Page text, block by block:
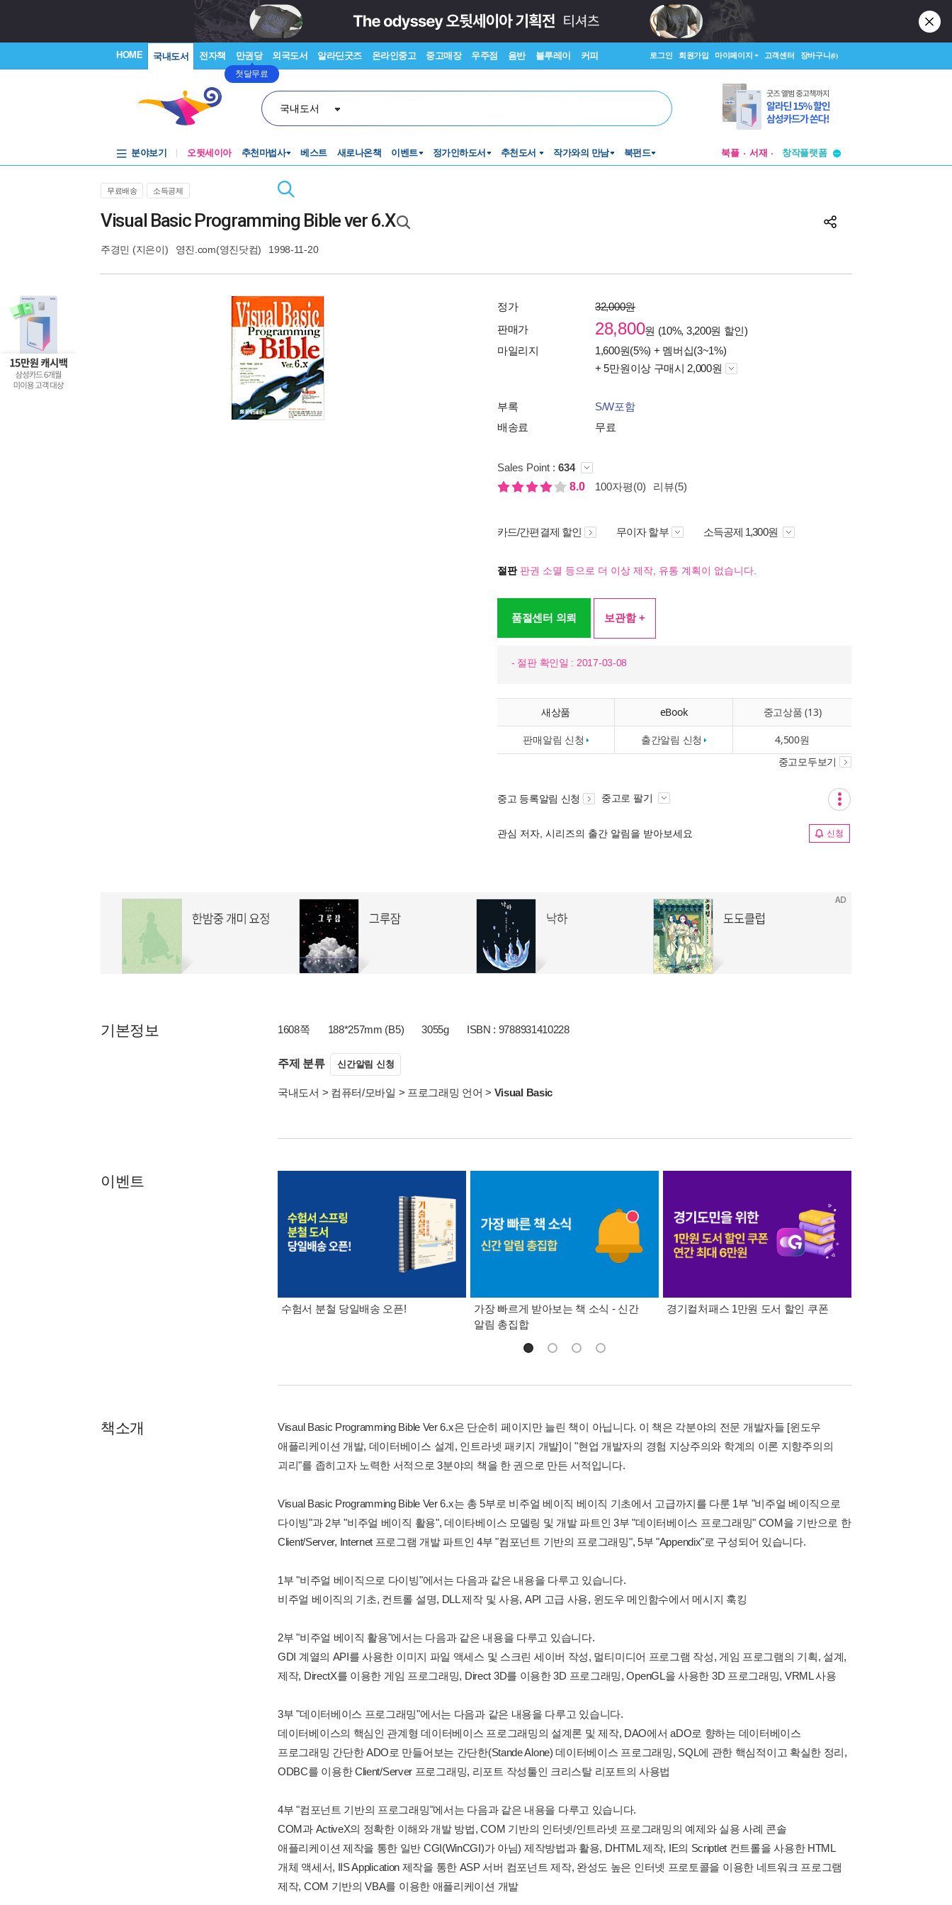
HOME 국내도서 전자책 만권당
첫달무료
외국도서 알라딘굿즈 온라인중고 중고매장 우주점 음반 블루레이 커피 로그인 회원가입 마이페이지 고객센터 장바구니(0)
국내도서
분야보기 오뒷세이아 추천마법사 베스트 새로나온책 이벤트 정가인하도서 추천도서 작가와의 만남 북펀드 북플 서재
창작플랫폼
무료배송
소득공제
Visual Basic Programming Bible ver 6.X
주경민 (지은이) 영진.com(영진닷컴) 1998-11-20
정가
32,000원
판매가
28,800원 (10%, 3,200원 할인)
마일리지
1,600원(5%) + 멤버십(3~1%)
+ 5만원이상 구매시 2,000원
부록
S/W포함
배송료
무료
Sales Point : 634
8.0
100자평(0) 리뷰(5)
카드/간편결제 할인 무이자 할부 소득공제 1,300원
절판판권 소멸 등으로 더 이상 제작, 유통 계획이 없습니다.
품절센터 의뢰 보관함 +
- 절판 확인일 : 2017-03-08
새상품 eBook 중고상품 (13)
판매알림 신청 출간알림 신청 4,500원
중고모두보기
중고 등록알림 신청 중고로 팔기
관심 저자, 시리즈의 출간 알림을 받아보세요 신청
기본정보 1608쪽 188*257mm (B5) 3055g ISBN : 9788931410228
주제 분류 신간알림 신청
국내도서 > 컴퓨터/모바일 > 프로그래밍 언어 > Visual Basic
이벤트
수험서 분철 당일배송 오픈!
가장 빠르게 받아보는 책 소식 - 신간
알림 총집합
경기컬처패스 1만원 도서 할인 쿠폰
책소개
Visaul Basic Programming Bible Ver 6.x은 단순히 페이지만 늘린 책이 아닙니다. 이 책은 각분야의 전문 개발자들 [윈도우
애플리케이션 개발, 데이터베이스 설계, 인트라넷 패키지 개발]이 "현업 개발자의 경험 지상주의와 학계의 이론 지향주의의
괴리"를 좁히고자 노력한 서적으로 3분야의 책을 한 권으로 만든 서적입니다.
Visual Basic Programming Bible Ver 6.x는 총 5부로 비주얼 베이직 베이직 기초에서 고급까지를 다룬 1부 "비주얼 베이직으로
다이빙"과 2부 "비주얼 베이직 활용", 데이타베이스 모델링 및 개발 파트인 3부 "데이터베이스 프로그래밍" COM을 기반으로 한
Client/Server, Internet 프로그램 개발 파트인 4부 "컴포넌트 기반의 프로그래밍", 5부 "Appendix"로 구성되어 있습니다.
1부 "비주얼 베이직으로 다이빙"에서는 다음과 같은 내용을 다루고 있습니다.
비주얼 베이직의 기초, 컨트롤 설명, DLL 제작 및 사용, API 고급 사용, 윈도우 메인함수에서 메시지 훅킹
2부 "비주얼 베이직 활용"에서는 다음과 같은 내용을 다루고 있습니다.
GDI 계열의 API를 사용한 이미지 파일 액세스 및 스크린 세이버 작성, 멀티미디어 프로그램 작성, 게임 프로그램의 기획, 설계,
제작, DirectX를 이용한 게임 프로그래밍, Direct 3D를 이용한 3D 프로그래밍, OpenGL을 사용한 3D 프로그래밍, VRML 사용
3부 "데이터베이스 프로그래밍"에서는 다음과 같은 내용을 다루고 있습니다.
데이터베이스의 핵심인 관계형 데이터베이스 프로그래밍의 설계론 및 제작, DAO에서 aDO로 향하는 데이터베이스
프로그래밍 간단한 ADO로 만들어보는 간단한(Stande Alone) 데이터베이스 프로그래밍, SQL에 관한 핵심적이고 확실한 정리,
ODBC를 이용한 Client/Server 프로그래밍, 리포트 작성툴인 크리스탈 리포트의 사용법
4부 "컴포넌트 기반의 프로그래밍"에서는 다음과 같은 내용을 다루고 있습니다.
COM과 ActiveX의 정확한 이해와 개발 방법, COM 기반의 인터넷/인트라넷 프로그래밍의 예제와 실용 사례 콘솔
애플리케이션 제작을 통한 일반 CGI(WinCGI)가 아님) 제작방법과 활용, DHTML 제작, IE의 Scriptlet 컨트롤을 사용한 HTML
개체 액세서, IIS Application 제작을 통한 ASP 서버 컴포넌트 제작, 완성도 높은 인터넷 프로토콜을 이용한 네트워크 프로그램
제작, COM 기반의 VBA를 이용한 애플리케이션 개발